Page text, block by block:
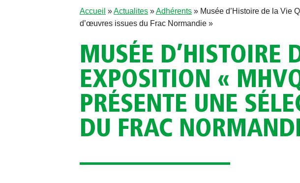
Accueil »Actualites »Adhérents » Musée d’Histoire de la Vie
d’œuvres issues du Frac Normandie »
MUSÉE D’HISTOIRE
EXPOSITION «
PRÉSENTE UNE
DU FRAC